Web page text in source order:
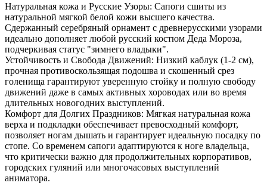
Натуральная кожа и Русские Узоры: Сапоги сшиты из
натуральной мягкой белой кожи высшего качества.
Сдержанный серебряный орнамент с древнерусскими узорами
идеально дополняет любой русский костюм Деда Мороза,
подчеркивая статус "зимнего владыки".
Устойчивость и Свобода Движений: Низкий каблук (1-2 см),
прочная противоскользящая подошва и скошенный срез
голенища гарантируют уверенную стойку и полную свободу
движений даже в самых активных хороводах или во время
длительных новогодних выступлений.
Комфорт для Долгих Праздников: Мягкая натуральная кожа
верха и подкладки обеспечивает превосходный комфорт,
позволяет ногам дышать и гарантирует идеальную посадку по
стопе. Со временем сапоги адаптируются к ноге владельца,
что критически важно для продолжительных корпоративов,
городских гуляний или многочасовых выступлений
аниматора.